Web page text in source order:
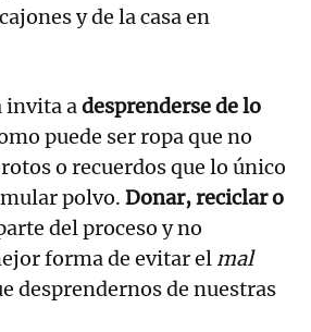
y de la casa en
invita adesprenderse de lo
puede ser ropa que no
o recuerdos que lo único
polvo. Donar, reciclar o
del proceso y no
forma de evitar el mal
desprendernos de nuestras